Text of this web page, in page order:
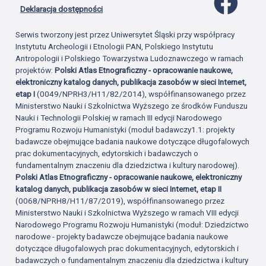
Deklaracja dostępności
Serwis tworzony jest przez Uniwersytet Śląski przy współpracy
Instytutu Archeologii i Etnologii PAN, Polskiego Instytutu
Antropologii i Polskiego Towarzystwa Ludoznawczego w ramach
projektów:Polski Atlas Etnograficzny - opracowanie naukowe,
elektroniczny katalog danych, publikacja zasobów w sieci Internet,
etap I(0049/NPRH3/H11/82/2014), współfinansowanego przez
Ministerstwo Nauki i Szkolnictwa Wyższego ze środków Funduszu
Nauki i Technologii Polskiej w ramach III edycji Narodowego
Programu Rozwoju Humanistyki (moduł badawczy1.1: projekty
badawcze obejmujące badania naukowe dotyczące długofalowych
prac dokumentacyjnych, edytorskich i badawczych o
fundamentalnym znaczeniu dla dziedzictwa i kultury narodowej).
Polski Atlas Etnograficzny - opracowanie naukowe, elektroniczny
katalog danych, publikacja zasobów w sieci Internet, etap II
(0068/NPRH8/H11/87/2019), współfinansowanego przez
Ministerstwo Nauki i Szkolnictwa Wyższego w ramach VIII edycji
Narodowego Programu Rozwoju Humanistyki (moduł: Dziedzictwo
narodowe - projekty badawcze obejmujące badania naukowe
dotyczące długofalowych prac dokumentacyjnych, edytorskich i
badawczych o fundamentalnym znaczeniu dla dziedzictwa i kultury